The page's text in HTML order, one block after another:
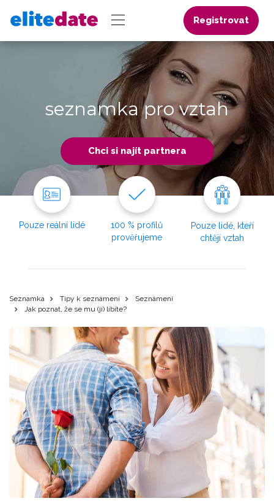
Registrovat
seznamka pro vztah
Chci si najít partnera
Pouze reální lidé
100 % profilů
prověřujeme
Pouze lidé, kteří
chtějí vztah
Seznamka Tipy k seznámení
Seznámení
Jak poznat, že se mu (jí) líbíte?